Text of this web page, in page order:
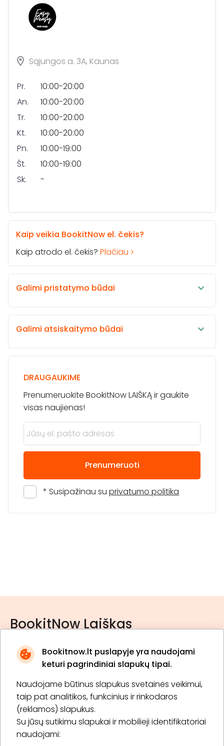
Bookitnow.lt puslapyje yra naudojami
keturi pagrindiniai slapukų tipai.
Naudojame būtinus slapukus svetainės veikimui,
taip pat analitikos, funkcinius ir rinkodaros
(reklamos) slapukus.
Su jūsų sutikimu slapukai ir mobilieji identifikatoriai
naudojami:
Sąjungos a. 3A, Kaunas
Pr.
10:00-20:00
An.
10:00-20:00
Tr.
10:00-20:00
Kt.
10:00-20:00
Pn.
10:00-19:00
Št.
10:00-19:00
Sk.
-
Kaip veikia BookitNow el. čekis?
Kaip atrodo el. čekis? Plačiau
Galimi pristatymo būdai
Galimi atsiskaitymo būdai
DRAUGAUKIME
Prenumeruokite BookitNow LAIŠKĄ ir gaukite
visas naujienas!
Prenumeruoti
* Susipažinau su privatumo politika
BookitNow Laiškas
* Susipažinau su privatumo politika
Prenumeruoti